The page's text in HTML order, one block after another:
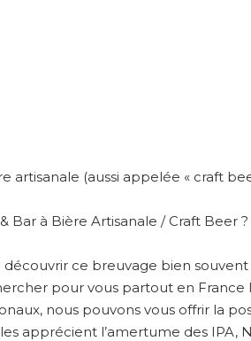
(aussi appelée « craft
Bar à Bière Artisanale / Craft Beer
découvrir ce breuvage bien
pour vous partout en
nous pouvons vous offrir la
apprécient l’amertume des IPA,